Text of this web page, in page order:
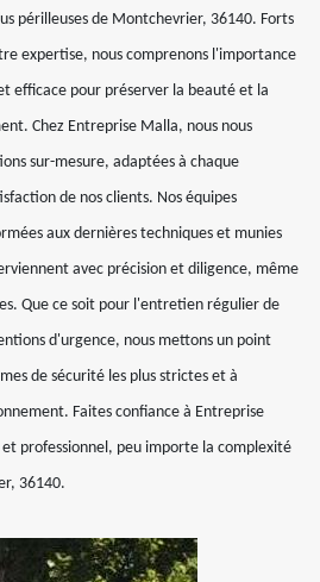
périlleuses de Montchevrier, 36140. Forts
expertise, nous comprenons l'importance
efficace pour préserver la beauté et la
Chez Entreprise Malla, nous nous
sur-mesure, adaptées à chaque
de nos clients. Nos équipes
aux dernières techniques et munies
avec précision et diligence, même
Que ce soit pour l'entretien régulier de
d'urgence, nous mettons un point
de sécurité les plus strictes et à
Faites confiance à Entreprise
professionnel, peu importe la complexité
36140.